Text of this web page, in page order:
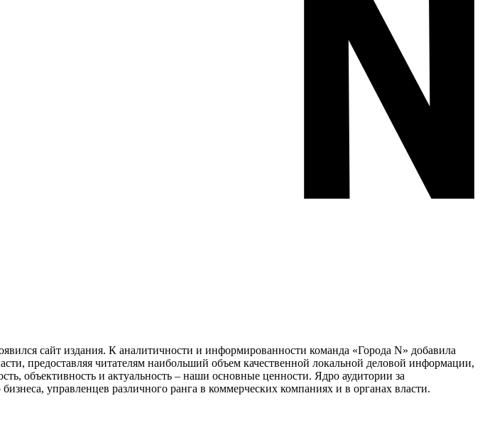
сайт издания. К аналитичности и информированности команда «Города N» добавила
предоставляя читателям наибольший объем качественной локальной деловой информации,
объективность и актуальность – наши основные ценности. Ядро аудитории за
управленцев различного ранга в коммерческих компаниях и в органах власти.